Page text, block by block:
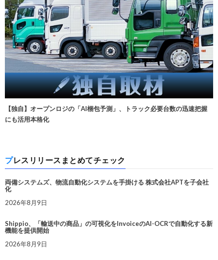
【独自】オープンロジの「AI梱包予測」、トラック必要台数の迅速把握
にも活用本格化
プレスリリースまとめてチェック
両備システムズ、物流自動化システムを手掛ける 株式会社APTを子会社
化
2026年8月9日
Shippio、「輸送中の商品」の可視化をInvoiceのAI-OCRで自動化する新
機能を提供開始
2026年8月9日